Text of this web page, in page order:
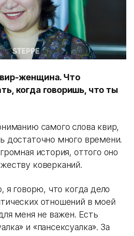
женщина. Что
когда говоришь, что ты
самого слова квир,
достаточно много времени.
история, оттого оно
коверканий.
я говорю, что когда дело
отношений в моей
меня не важен. Есть
и «пансексуалка». За